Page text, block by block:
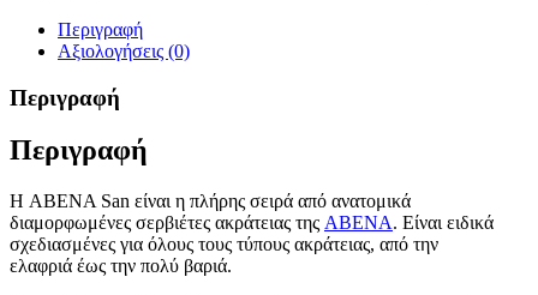
Περιγραφή
Αξιολογήσεις (0)
Περιγραφή
Περιγραφή
Η ABENA San είναι η πλήρης σειρά από ανατομικά
διαμορφωμένες σερβιέτες ακράτειας της ABENA. Είναι ειδικά
σχεδιασμένες για όλους τους τύπους ακράτειας, από την
ελαφριά έως την πολύ βαριά.